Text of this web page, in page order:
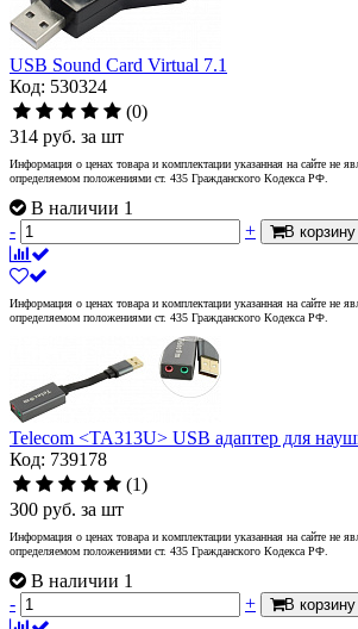
USB Sound Card Virtual 7.1
Код: 530324
(0)
314 руб. за шт
Информация о ценах товара и комплектации указанная на сайте не
определяемом положениями ст. 435 Гражданского Кодекса РФ.
В наличии 1
-
+ В корзину
Информация о ценах товара и комплектации указанная на сайте не
определяемом положениями ст. 435 Гражданского Кодекса РФ.
Telecom <TA313U> USB адаптер для
Код: 739178
(1)
300 руб. за шт
Информация о ценах товара и комплектации указанная на сайте не
определяемом положениями ст. 435 Гражданского Кодекса РФ.
В наличии 1
-
+ В корзину